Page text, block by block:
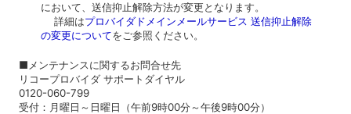
において、送信抑止解除方法が変更となります。
詳細はプロバイダドメインメールサービス 送信抑止解除
の変更についてをご参照ください。
■メンテナンスに関するお問合せ先
リコープロバイダ サポートダイヤル
0120-060-799
受付：月曜日～日曜日（午前9時00分～午後9時00分）